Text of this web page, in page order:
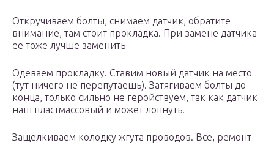
Откручиваем болты, снимаем датчик, обратите
внимание, там стоит прокладка. При замене датчика
ее тоже лучше заменить
Одеваем прокладку. Ставим новый датчик на место
(тут ничего не перепутаешь). Затягиваем болты до
конца, только сильно не геройствуем, так как датчик
наш пластмассовый и может лопнуть.
Защелкиваем колодку жгута проводов. Все, ремонт